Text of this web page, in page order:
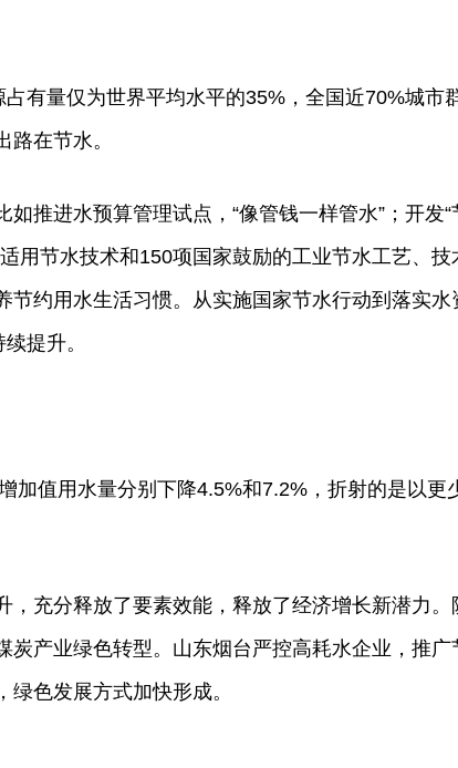
有量仅为世界平均水平的35%，全国近70%城市
在节水。
推进水预算管理试点，“像管钱一样管水”；开发“
用节水技术和150项国家鼓励的工业节水工艺、
约用水生活习惯。从实施国家节水行动到落实
提升。
加值用水量分别下降4.5%和7.2%，折射的是以更
充分释放了要素效能，释放了经济增长新潜力
产业绿色转型。山东烟台严控高耗水企业，推广
色发展方式加快形成。